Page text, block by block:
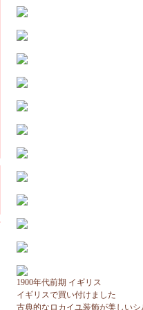
1900年代前期 イギリス
イギリスで買い付けました
古典的なロカイユ装飾が美しいシ